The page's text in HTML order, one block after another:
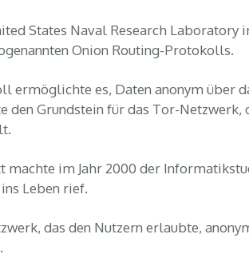
States Naval Research Laboratory
Onion Routing-Protokolls.
ermöglichte es, Daten anonym über
den Grundstein für das Tor-Netzwerk,
machte im Jahr 2000 der
Leben rief.
das den Nutzern erlaubte,